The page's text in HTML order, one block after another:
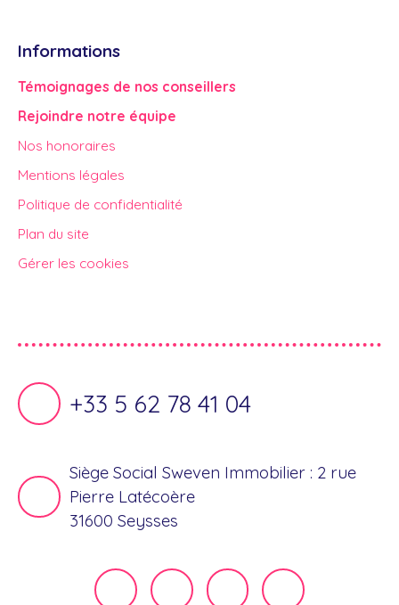
Informations
Témoignages de nos conseillers
Rejoindre notre équipe
Nos honoraires
Mentions légales
Politique de confidentialité
Plan du site
Gérer les cookies
+33 5 62 78 41 04
Siège Social Sweven Immobilier : 2 rue
Pierre Latécoère
31600 Seysses